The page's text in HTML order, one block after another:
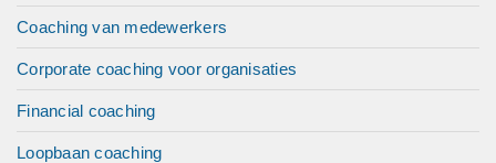
Coaching van medewerkers
Corporate coaching voor organisaties
Financial coaching
Loopbaan coaching